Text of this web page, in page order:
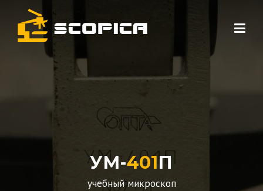
Skip to content
УМ-401П
учебный микроскоп